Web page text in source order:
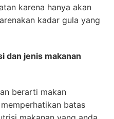
karena hanya akan
kadar gula yang
dan jenis makanan
berarti makan
batas